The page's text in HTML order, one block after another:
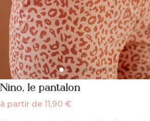
Nino, le pantalon
à partir de 11,90 €